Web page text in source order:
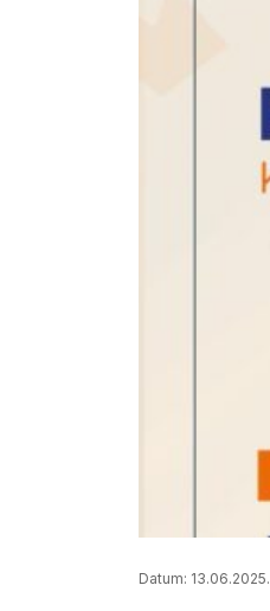
Datum: 13.06.2025.